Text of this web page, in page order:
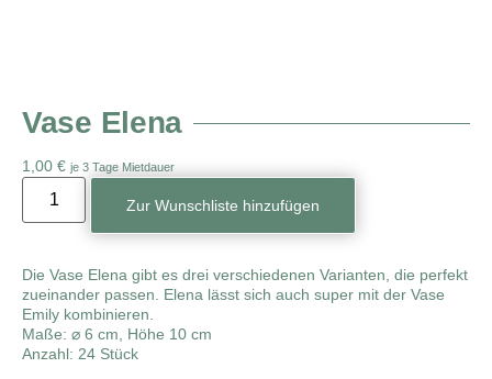
Vase Elena
1,00 € je 3 Tage Mietdauer
Zur Wunschliste hinzufügen
Die Vase Elena gibt es drei verschiedenen Varianten, die perfekt
zueinander passen. Elena lässt sich auch super mit der Vase
Emily kombinieren.
Maße: ⌀ 6 cm, Höhe 10 cm
Anzahl: 24 Stück